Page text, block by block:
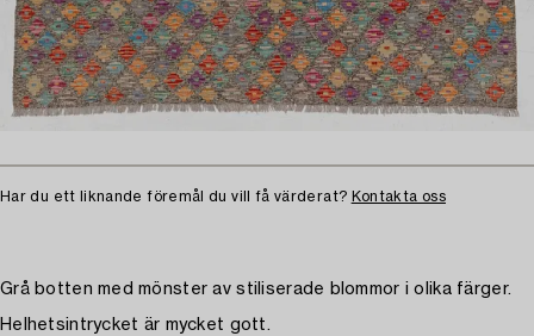
Har du ett liknande föremål du vill få värderat? Kontakta oss
Grå botten med mönster av stiliserade blommor i olika färger.
Helhetsintrycket är mycket gott.